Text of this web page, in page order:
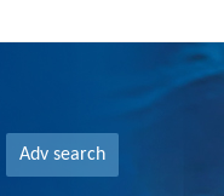
Adv search